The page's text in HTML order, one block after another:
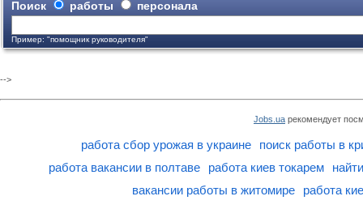
Поиск работы персонала
Пример: "помощник руководителя"
-->
Jobs.ua рекомендует
работа сбор урожая в украине
поиск работы в
работа вакансии в полтаве
работа киев токарем
вакансии работы в житомире
работа